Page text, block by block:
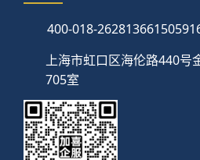
400-018-2628
上海市虹口区海伦路440号
705室